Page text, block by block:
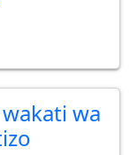
wa